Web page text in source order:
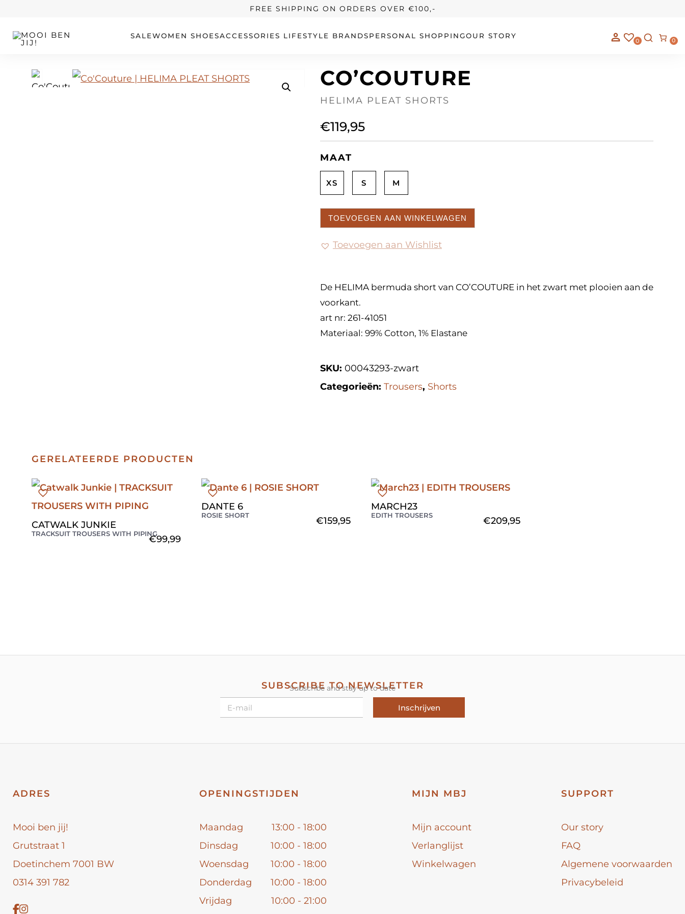
FREE SHIPPING ON ORDERS OVER €100,-
SALEWOMEN SHOESACCESSORIES LIFESTYLE BRANDSPERSONAL SHOPPINGOUR STORY
0 0
CO’COUTURE
HELIMA PLEAT SHORTS
€119,95
MAAT
XS S M
TOEVOEGEN AAN WINKELWAGEN
Toevoegen aan Wishlist
De HELIMA bermuda short van CO’COUTURE in het zwart met plooien aan de
voorkant.
art nr: 261-41051
Materiaal: 99% Cotton, 1% Elastane
SKU: 00043293-zwart
Categorieën: Trousers, Shorts
GERELATEERDE PRODUCTEN
CATWALK JUNKIE
TRACKSUIT TROUSERS WITH PIPING
€99,99
DANTE 6
ROSIE SHORT €159,95
MARCH23
EDITH TROUSERS €209,95
SUBSCRIBE TO NEWSLETTER
Subscribe and stay up to date
Inschrijven
ADRES
Mooi ben jij!
Grutstraat 1
Doetinchem 7001 BW
0314 391 782
OPENINGSTIJDEN
Maandag
13:00 - 18:00
Dinsdag
10:00 - 18:00
Woensdag
10:00 - 18:00
Donderdag
10:00 - 18:00
Vrijdag
10:00 - 21:00
MIJN MBJ
Mijn account
Verlanglijst
Winkelwagen
SUPPORT
Our story
FAQ
Algemene voorwaarden
Privacybeleid